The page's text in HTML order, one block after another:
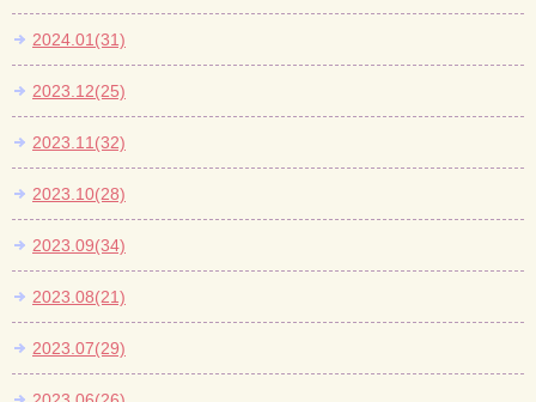
2024.01(31)
2023.12(25)
2023.11(32)
2023.10(28)
2023.09(34)
2023.08(21)
2023.07(29)